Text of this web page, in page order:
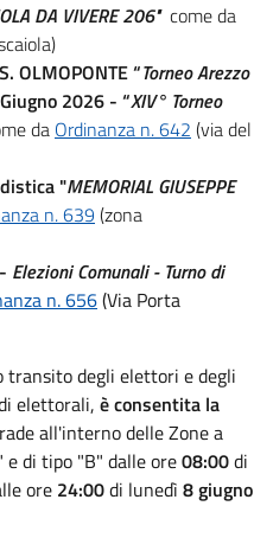
DA VIVERE 206"come da
OLMOPONTE “Torneo Arezzo
2026 - “XIV° Torneo
da Ordinanza n. 642 (via del
"MEMORIAL GIUSEPPE
n. 639 (zona
Elezioni Comunali - Turno di
n. 656(Via Porta
degli elettori e degli
elettorali, è consentita la
all'interno delle Zone a
di tipo "B" dalle ore08:00di
ore 24:00di lunedì 8 giugno